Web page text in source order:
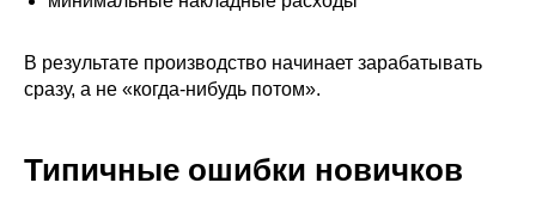
В результате производство начинает зарабатывать
сразу, а не «когда-нибудь потом».
Типичные ошибки новичков